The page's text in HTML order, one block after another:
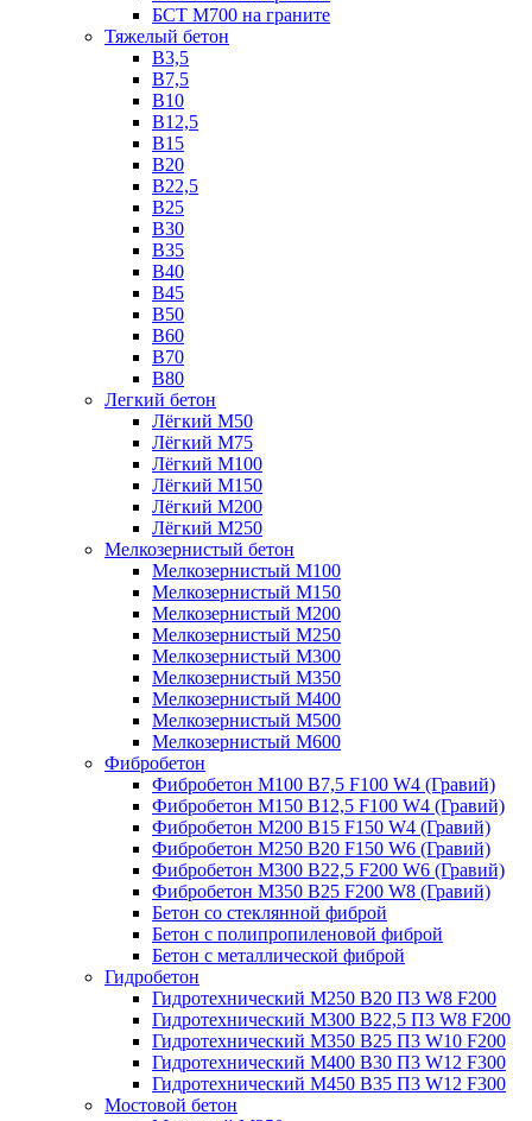
БСТ М700 на граните
Тяжелый бетон
В3,5
B7,5
В10
В12,5
B15
B20
В22,5
В25
B30
В35
B40
В45
B50
B60
B70
B80
Легкий бетон
Лёгкий М50
Лёгкий М75
Лёгкий М100
Лёгкий М150
Лёгкий М200
Лёгкий М250
Мелкозернистый бетон
Мелкозернистый М100
Мелкозернистый М150
Мелкозернистый М200
Мелкозернистый М250
Мелкозернистый М300
Мелкозернистый М350
Мелкозернистый М400
Мелкозернистый М500
Мелкозернистый М600
Фибробетон
Фибробетон М100 B7,5 F100 W4 (Гравий)
Фибробетон М150 B12,5 F100 W4 (Гравий)
Фибробетон М200 B15 F150 W4 (Гравий)
Фибробетон М250 B20 F150 W6 (Гравий)
Фибробетон М300 B22,5 F200 W6 (Гравий)
Фибробетон М350 B25 F200 W8 (Гравий)
Бетон со стеклянной фиброй
Бетон с полипропиленовой фиброй
Бетон с металлической фиброй
Гидробетон
Гидротехнический М250 B20 П3 W8 F200
Гидротехнический М300 B22,5 П3 W8 F200
Гидротехнический М350 B25 П3 W10 F200
Гидротехнический М400 B30 П3 W12 F300
Гидротехнический М450 B35 П3 W12 F300
Мостовой бетон